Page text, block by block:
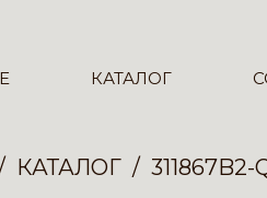
КАТАЛОГ
КАТАЛОГ 311867B2-